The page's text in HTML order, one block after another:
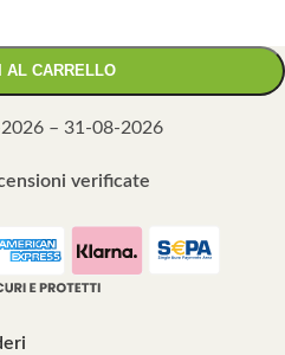
AL CARRELLO
– 31-08-2026
verificate